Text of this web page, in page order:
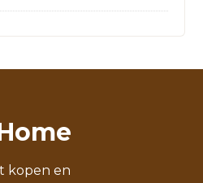
kopen en